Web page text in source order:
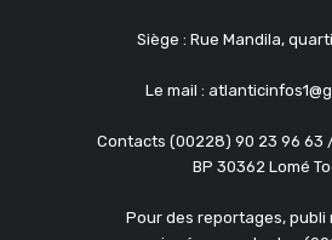
Siège : Rue Mandila,
Le mail :
Contacts (00228) 90 23 96 63
BP 30362 Lomé
Pour des reportages, publi